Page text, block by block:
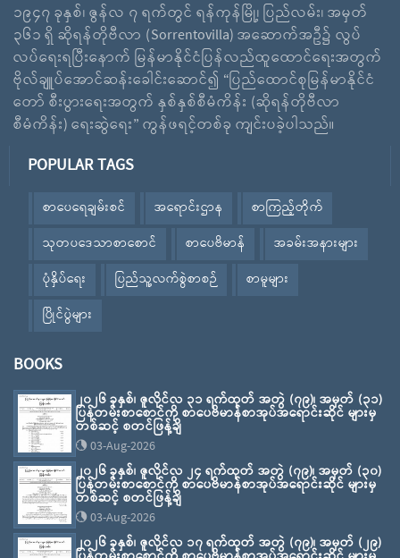
၁၉၄၇ ခုနှစ်၊ ဇွန်လ ၇ ရက်တွင် ရန်ကုန်မြို့၊ ပြည်လမ်း၊ အမှတ်
၃၆၁ ရှိ ဆိုရန်တိုဗီလာ (Sorrentovilla) အဆောက်အဦ၌ လွပ်
လပ်ရေးရပြီးနောက် မြန်မာနိုင်ငံပြန်လည်ထူထောင်ရေးအတွက်
ဗိုလ်ချူပ်အောင်ဆန်းခေါင်းဆောင်၍ “ပြည်ထောင်စုမြန်မာနိုင်ငံ
တော် စီးပွားရေးအတွက် နှစ်နှစ်စီမံကိန်း (ဆိုရန်တိုဗီလာ
စီမံကိန်း) ရေးဆွဲရေး” ကွန်ဖရင့်တစ်ခု ကျင်းပခဲ့ပါသည်။
POPULAR TAGS
စာပေရေချမ်းစင် အရောင်းဌာန
စာကြည့်တိုက်
သုတပဒေသာစာစောင်
စာပေဗိမာန်
အခမ်းအနားများ
ပုံနှိပ်ရေး
ပြည်သူ့လက်စွဲစာစဉ်
စာမူများ
ပြိုင်ပွဲများ
BOOKS
၂၀၂၆ ခုနှစ်၊ ဇူလိုင်လ ၃၁ ရက်ထုတ် အတွဲ (၇၉)၊ အမှတ် (၃၁)
ပြန်တမ်းစာစောင်ကို စာပေဗိမာန်စာအုပ်အရောင်းဆိုင် များမှ
တစ်ဆင့် စတင်ဖြန့်ချိ
03-Aug-2026
၂၀၂၆ ခုနှစ်၊ ဇူလိုင်လ ၂၄ ရက်ထုတ် အတွဲ (၇၉)၊ အမှတ် (၃၀)
ပြန်တမ်းစာစောင်ကို စာပေဗိမာန်စာအုပ်အရောင်းဆိုင် များမှ
တစ်ဆင့် စတင်ဖြန့်ချိ
03-Aug-2026
၂၀၂၆ ခုနှစ်၊ ဇူလိုင်လ ၁၇ ရက်ထုတ် အတွဲ (၇၉)၊ အမှတ် (၂၉)